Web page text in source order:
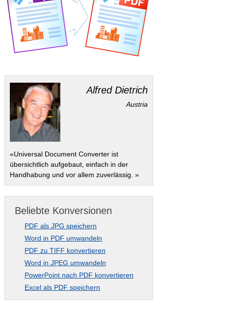
Alfred Dietrich
Austria
«Universal Document Converter ist
übersichtlich aufgebaut, einfach in der
Handhabung und vor allem zuverlässig. »
Beliebte Konversionen
PDF als JPG speichern
Word in PDF umwandeln
PDF zu TIFF konvertieren
Word in JPEG umwandeln
PowerPoint nach PDF konvertieren
Excel als PDF speichern